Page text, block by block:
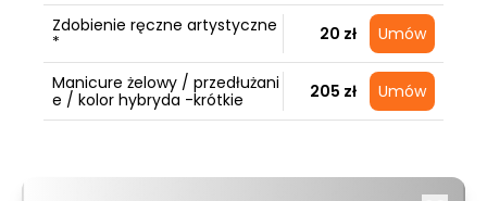
Zdobienie ręczne artystyczne
*
20 zł Umów
Manicure żelowy / przedłużani
e / kolor hybryda -krótkie
205 zł Umów